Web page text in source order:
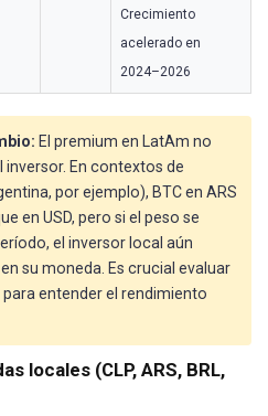
Crecimiento
acelerado en
2024–2026
El premium en LatAm no
En contextos de
por ejemplo), BTC en ARS
en USD, pero si el peso se
el inversor local aún
su moneda. Es crucial evaluar
para entender el rendimiento
locales (CLP, ARS, BRL,